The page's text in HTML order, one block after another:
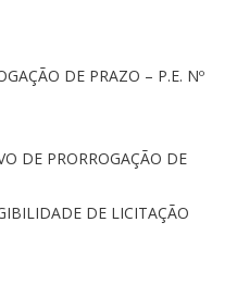
DE PRAZO – P.E. Nº
DE PRORROGAÇÃO DE
DE LICITAÇÃO